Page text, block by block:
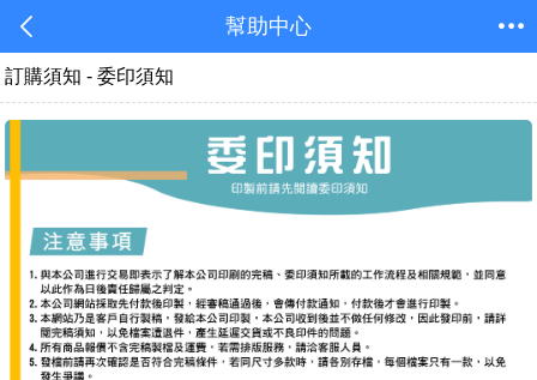
幫助中心
訂購須知 - 委印須知